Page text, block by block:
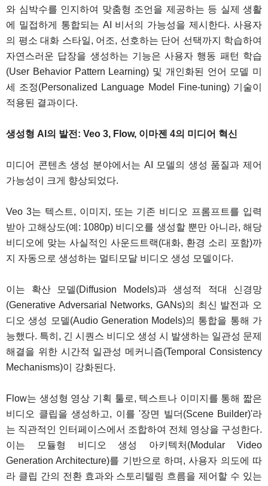
와 심박수를 인지하여 맞춤형 조언을 제공하는 등 실제 생활
에 밀접하게 통합되는 AI 비서의 가능성을 제시한다. 사용자
의 평소 대화 스타일, 어조, 선호하는 단어 선택까지 학습하여
자연스러운 답장을 생성하는 기능은 사용자 행동 패턴 학습
(User Behavior Pattern Learning) 및 개인화된 언어 모델 미
세 조정(Personalized Language Model Fine-tuning) 기술이
적용된 결과이다.
생성형 AI의 발전: Veo 3, Flow, 이마젠 4의 미디어 혁신
미디어 콘텐츠 생성 분야에서는 AI 모델의 생성 품질과 제어
가능성이 크게 향상되었다.
Veo 3는 텍스트, 이미지, 또는 기존 비디오 프롬프트를 입력
받아 고해상도(예: 1080p) 비디오를 생성할 뿐만 아니라, 해당
비디오에 맞는 사실적인 사운드트랙(대화, 환경 소리 포함)까
지 자동으로 생성하는 멀티모달 비디오 생성 모델이다.
이는 확산 모델(Diffusion Models)과 생성적 적대 신경망
(Generative Adversarial Networks, GANs)의 최신 발전과 오
디오 생성 모델(Audio Generation Models)의 통합을 통해 가
능했다. 특히, 긴 시퀀스 비디오 생성 시 발생하는 일관성 문제
해결을 위한 시간적 일관성 메커니즘(Temporal Consistency
Mechanisms)이 강화된다.
Flow는 생성형 영상 기획 툴로, 텍스트나 이미지를 통해 짧은
비디오 클립을 생성하고, 이를 '장면 빌더(Scene Builder)'라
는 직관적인 인터페이스에서 조합하여 전체 영상을 구성한다.
이는 모듈형 비디오 생성 아키텍처(Modular Video
Generation Architecture)를 기반으로 하며, 사용자 의도에 따
라 클립 간의 전환 효과와 스토리텔링 흐름을 제어할 수 있는